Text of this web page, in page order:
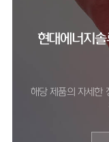
현대에너지
해당 제품의 자세한